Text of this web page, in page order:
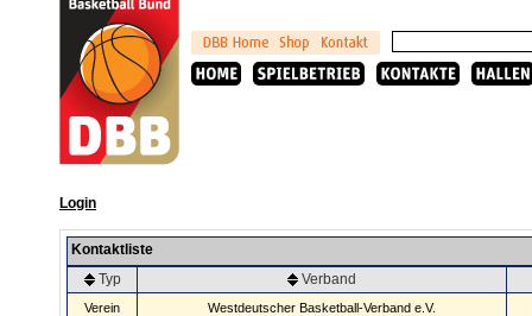
Login
Kontaktliste
Typ
Verband
Verein Westdeutscher Basketball-Verband e.V.